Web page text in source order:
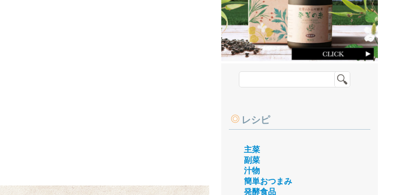
レシピ
主菜
副菜
汁物
簡単おつまみ
発酵食品